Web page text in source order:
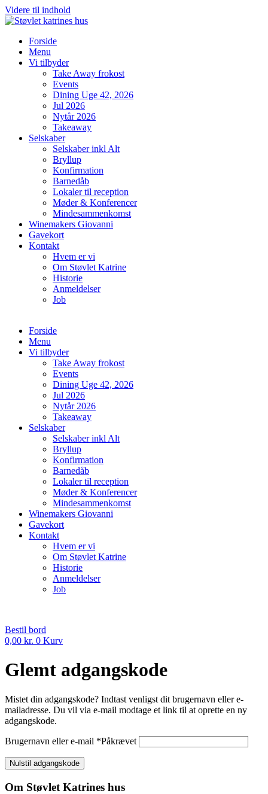
Videre til indhold
Forside
Menu
Vi tilbyder
Take Away frokost
Events
Dining Uge 42, 2026
Jul 2026
Nytår 2026
Takeaway
Selskaber
Selskaber inkl Alt
Bryllup
Konfirmation
Barnedåb
Lokaler til reception
Møder & Konferencer
Mindesammenkomst
Winemakers Giovanni
Gavekort
Kontakt
Hvem er vi
Om Støvlet Katrine
Historie
Anmeldelser
Job
Forside
Menu
Vi tilbyder
Take Away frokost
Events
Dining Uge 42, 2026
Jul 2026
Nytår 2026
Takeaway
Selskaber
Selskaber inkl Alt
Bryllup
Konfirmation
Barnedåb
Lokaler til reception
Møder & Konferencer
Mindesammenkomst
Winemakers Giovanni
Gavekort
Kontakt
Hvem er vi
Om Støvlet Katrine
Historie
Anmeldelser
Job
Bestil bord
0,00 kr. 0 Kurv
Glemt adgangskode
Mistet din adgangskode? Indtast venligst dit brugernavn eller e-
mailadresse. Du vil via e-mail modtage et link til at oprette en ny
adgangskode.
Brugernavn eller e-mail *Påkrævet
Nulstil adgangskode
Om Støvlet Katrines hus